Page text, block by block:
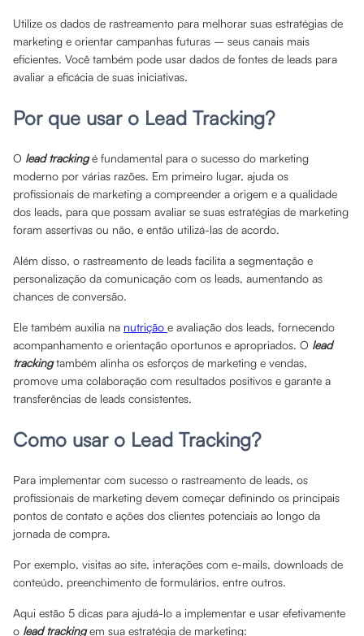
Utilize os dados de rastreamento para melhorar suas estratégias de
marketing e orientar campanhas futuras – seus canais mais
eficientes. Você também pode usar dados de fontes de leads para
avaliar a eficácia de suas iniciativas.
Por que usar o Lead Tracking?
O lead trackingé fundamental para o sucesso do marketing
moderno por várias razões. Em primeiro lugar, ajuda os
profissionais de marketing a compreender a origem e a qualidade
dos leads, para que possam avaliar se suas estratégias de marketing
foram assertivas ou não, e então utilizá-las de acordo.
Além disso, o rastreamento de leads facilita a segmentação e
personalização da comunicação com os leads, aumentando as
chances de conversão.
Ele também auxilia na nutrição e avaliação dos leads, fornecendo
acompanhamento e orientação oportunos e apropriados. O lead
trackingtambém alinha os esforços de marketing e vendas,
promove uma colaboração com resultados positivos e garante a
transferências de leads consistentes.
Como usar o Lead Tracking?
Para implementar com sucesso o rastreamento de leads, os
profissionais de marketing devem começar definindo os principais
pontos de contato e ações dos clientes potenciais ao longo da
jornada de compra.
Por exemplo, visitas ao site, interações com e-mails, downloads de
conteúdo, preenchimento de formulários, entre outros.
Aqui estão 5 dicas para ajudá-lo a implementar e usar efetivamente
o lead trackingem sua estratégia de marketing: